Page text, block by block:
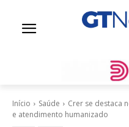
Início Saúde
Crer se destaca
e atendimento humanizado